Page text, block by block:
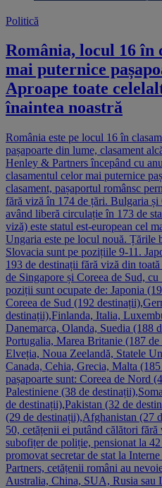
Politică
România, locul 16 în
mai puternice
Aproape toate
înaintea noastră
România este pe locul 16 în
pașapoarte din lume, clasament
Henley & Partners începând cu
clasamentul celor mai puternice
clasament, pașaportul românsc
fără viză în 174 de țări. Bulgaria și
având liberă circulație în 173 de
viză) este statul est-european cel
Ungaria este pe locul nouă. Țările
Slovacia sunt pe pozițiile 9-11.
193 de destinații fără viză din
de Singapore și Coreea de Sud,
poziții sunt ocupate de: Japonia
Coreea de Sud (192
destinații),Finlanda, Italia,
Danemarca, Olanda, Suedia (188
Portugalia, Marea Britanie (187
Elveția, Noua Zeelandă, Statele
Canada, Cehia, Grecia, Malta
pașapoarte sunt: Coreea de Nord
Palestiniene (38 de
de destinații),Pakistan (32 de
(29 de destinații),Afghanistan (27
50, cetățenii ei putând călători
subofițer de poliție, pensionat la
promovat secretar de stat la
Partners, cetățenii români au
Australia, China, SUA, Rusia sau